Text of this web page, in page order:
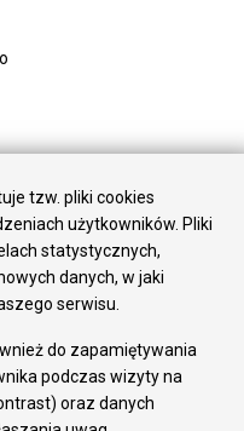
tzw. pliki cookies
użytkowników. Pliki
statystycznych,
danych, w jaki
serwisu.
do zapamiętywania
podczas wizyty na
oraz danych